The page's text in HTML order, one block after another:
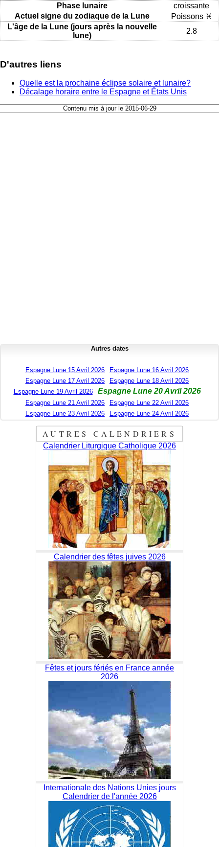
Phase lunaire
croissante
Actuel signe du zodiaque de la Lune
Poissons ♓
L'âge de la Lune (jours après la nouvelle
lune)
2.8
D'autres liens
Quelle est la prochaine éclipse solaire et lunaire?
Décalage horaire entre le Espagne et États Unis
Contenu mis à jour le 2015-06-29
Autres dates
Espagne Lune 15 Avril 2026
Espagne Lune 16 Avril 2026
Espagne Lune 17 Avril 2026
Espagne Lune 18 Avril 2026
Espagne Lune 19 Avril 2026
Espagne Lune 20 Avril 2026
Espagne Lune 21 Avril 2026
Espagne Lune 22 Avril 2026
Espagne Lune 23 Avril 2026
Espagne Lune 24 Avril 2026
AUTRES CALENDRIERS
Calendrier Liturgique Catholique 2026
Calendrier des fêtes juives 2026
Fêtes et jours fériés en France année
2026
Internationale des Nations Unies jours
Calendrier de l'année 2026